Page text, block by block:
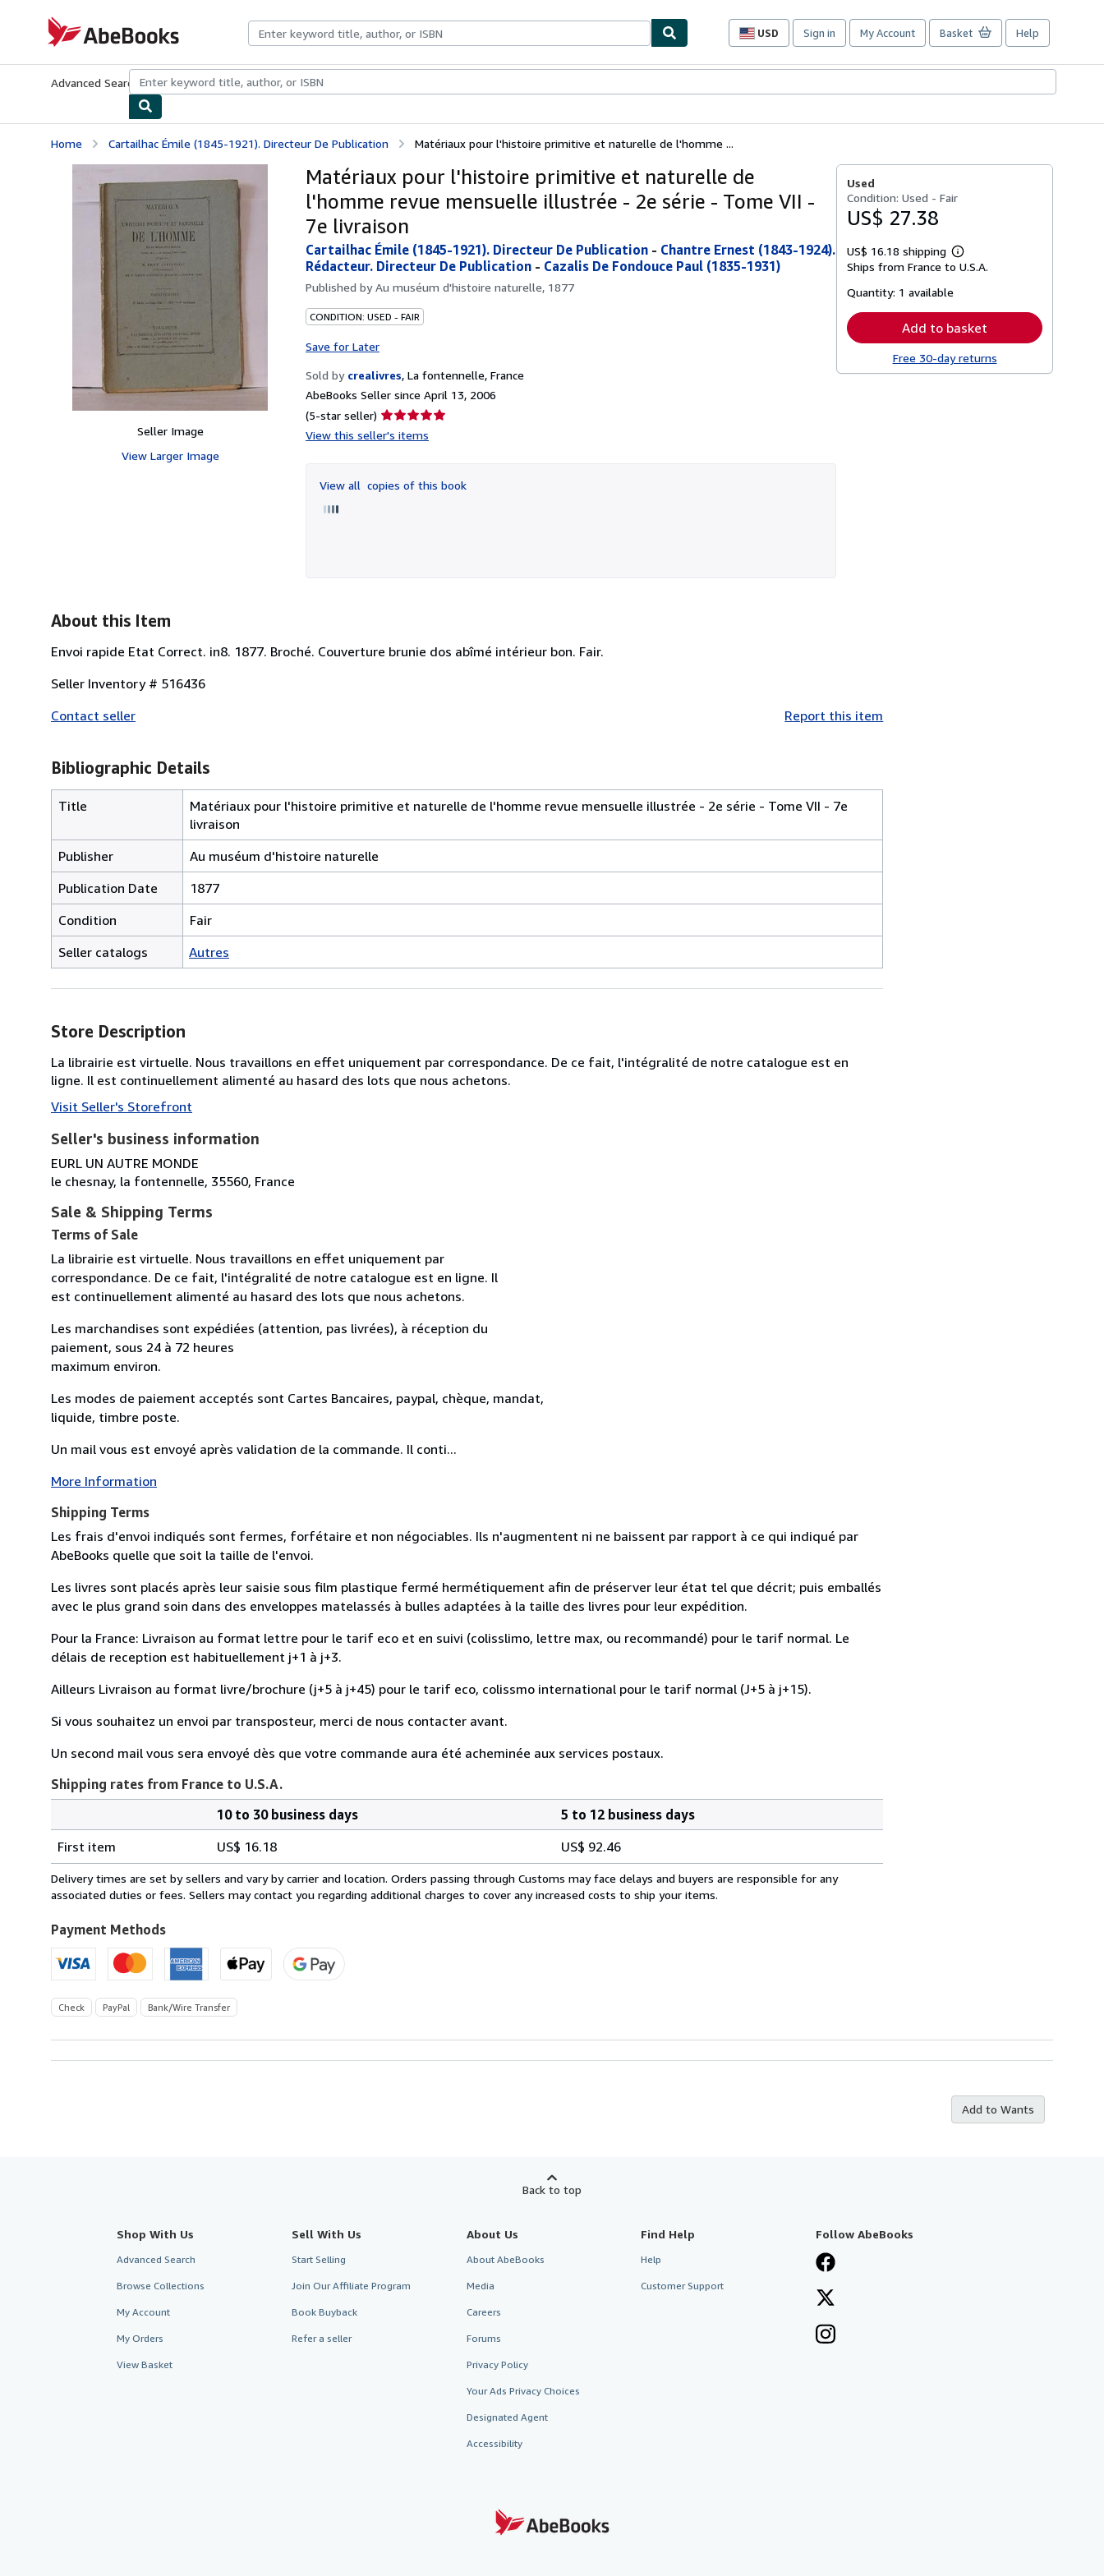
AbeBooks.com
USD
Site
preferences
Sign in My Account Basket Help
Advanced Search Browse CollectionsRare BooksArt & Collectibles
Home Cartailhac Émile (1845-1921). Directeur De Publication Matériaux pour l'histoire primitive et naturelle de l'homme ...
Seller Image
View Larger Image
Matériaux pour l'histoire primitive et naturelle de
l'homme revue mensuelle illustrée - 2e série - Tome VII -
7e livraison
Cartailhac Émile (1845-1921). Directeur De Publication - Chantre Ernest (1843-1924).
Rédacteur. Directeur De Publication - Cazalis De Fondouce Paul (1835-1931)
Published byAu muséum d'histoire naturelle, 1877
CONDITION: USED - FAIR
Save for Later
Sold by crealivres, La fontennelle, France
AbeBooks Seller since April 13, 2006
(5-star seller) Seller
rating
of
5
View this seller's items
View all copies of this book
Used
Condition: Used - Fair
US$ 27.38
US$ 16.18 shipping
Learn
more
Ships from France to U.S.A.
Quantity: 1 available
Add to basket
Free 30-day returns
About this Item
Envoi rapide Etat Correct. in8. 1877. Broché. Couverture brunie dos abîmé intérieur bon. Fair.
Seller Inventory # 516436
Contact seller
Report this item
Bibliographic Details
Title
Matériaux pour l'histoire primitive et naturelle de l'homme revue mensuelle illustrée - 2e série - Tome VII - 7e
livraison
Publisher
Au muséum d'histoire naturelle
Publication Date
1877
Condition
Fair
Seller catalogs
Autres
Store Description
La librairie est virtuelle. Nous travaillons en effet uniquement par correspondance. De ce fait, l'intégralité de notre catalogue est en
ligne. Il est continuellement alimenté au hasard des lots que nous achetons.
Visit Seller's Storefront
Seller's business information
EURL UN AUTRE MONDE
le chesnay, la fontennelle, 35560, France
Sale & Shipping Terms
Terms of Sale
La librairie est virtuelle. Nous travaillons en effet uniquement par
correspondance. De ce fait, l'intégralité de notre catalogue est en ligne. Il
est continuellement alimenté au hasard des lots que nous achetons.
Les marchandises sont expédiées (attention, pas livrées), à réception du
paiement, sous 24 à 72 heures
maximum environ.
Les modes de paiement acceptés sont Cartes Bancaires, paypal, chèque, mandat,
liquide, timbre poste.
Un mail vous est envoyé après validation de la commande. Il conti...
More Information
Shipping Terms
Les frais d'envoi indiqués sont fermes, forfétaire et non négociables. Ils n'augmentent ni ne baissent par rapport à ce qui indiqué par
AbeBooks quelle que soit la taille de l'envoi.
Les livres sont placés après leur saisie sous film plastique fermé hermétiquement afin de préserver leur état tel que décrit; puis emballés
avec le plus grand soin dans des enveloppes matelassés à bulles adaptées à la taille des livres pour leur expédition.
Pour la France: Livraison au format lettre pour le tarif eco et en suivi (colisslimo, lettre max, ou recommandé) pour le tarif normal. Le
délais de reception est habituellement j+1 à j+3.
Ailleurs Livraison au format livre/brochure (j+5 à j+45) pour le tarif eco, colissmo international pour le tarif normal (J+5 à j+15).
Si vous souhaitez un envoi par transposteur, merci de nous contacter avant.
Un second mail vous sera envoyé dès que votre commande aura été acheminée aux services postaux.
Shipping rates from France to U.S.A.
rates
from
France
U.S.A.
10 to 30 business days
5 to 12 business days
First item
US$ 16.18 US$ 92.46
Delivery times are set by sellers and vary by carrier and location. Orders passing through Customs may face delays and buyers are responsible for any
associated duties or fees. Sellers may contact you regarding additional charges to cover any increased costs to ship your items.
Payment Methods
Check PayPal Bank/Wire Transfer
Add to Wants
Back to top
Shop With Us
Advanced Search
Browse Collections
My Account
My Orders
View Basket
Sell With Us
Start Selling
Join Our Affiliate Program
Book Buyback
Refer a seller
About Us
About AbeBooks
Media
Careers
Forums
Privacy Policy
Your Ads Privacy Choices
Designated Agent
Accessibility
Find Help
Help
Customer Support
Follow AbeBooks